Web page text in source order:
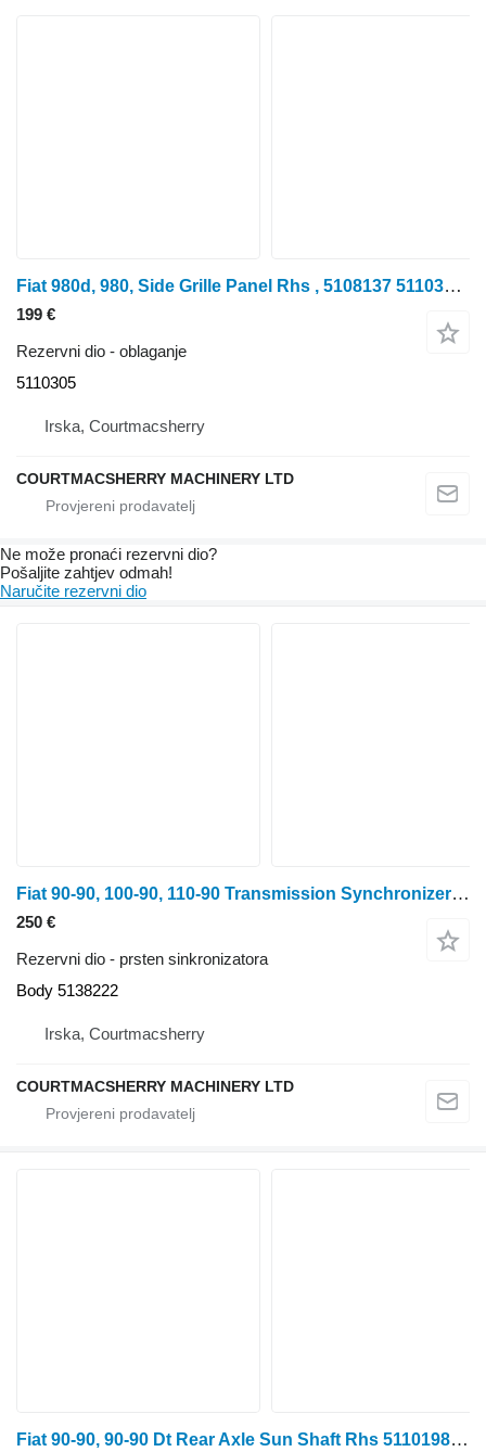
Fiat 980d, 980, Side Grille Panel Rhs , 5108137 5110305 oblaganje za 980, 980DT, 1080, 1080DT traktora na kotačima
199 €
Rezervni dio - oblaganje
5110305
Irska, Courtmacsherry
COURTMACSHERRY MACHINERY LTD
Ne može pronaći rezervni dio?
Pošaljite zahtjev odmah!
Naručite rezervni dio
Fiat 90-90, 100-90, 110-90 Transmission Synchronizer 5138222, 5127396 Body 5138222 prsten sinkronizatora za Fiat 90-90 traktora na kotačima
250 €
Rezervni dio - prsten sinkronizatora
Body 5138222
Irska, Courtmacsherry
COURTMACSHERRY MACHINERY LTD
Fiat 90-90, 90-90 Dt Rear Axle Sun Shaft Rhs 5110198 zupčasto vratilo za traktora na kotačima